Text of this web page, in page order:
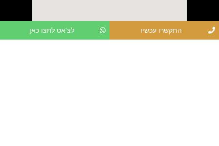
התקשרו עכשיו לצ'אט לחצו כאן